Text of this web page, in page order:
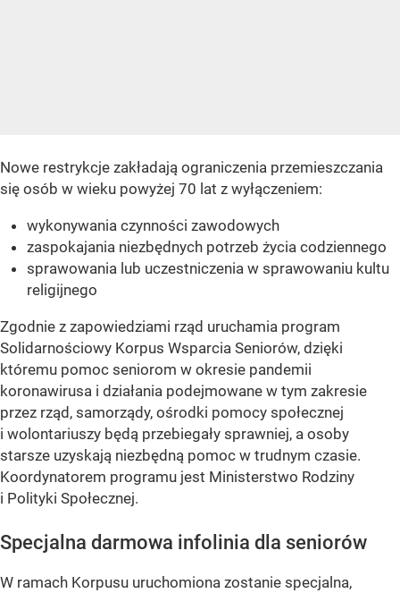
Nowe restrykcje zakładają ograniczenia przemieszczania
się osób w wieku powyżej 70 lat z wyłączeniem:
wykonywania czynności zawodowych
zaspokajania niezbędnych potrzeb życia codziennego
sprawowania lub uczestniczenia w sprawowaniu kultu
religijnego
Zgodnie z zapowiedziami rząd uruchamia program
Solidarnościowy Korpus Wsparcia Seniorów, dzięki
któremu pomoc seniorom w okresie pandemii
koronawirusa i działania podejmowane w tym zakresie
przez rząd, samorządy, ośrodki pomocy społecznej
i wolontariuszy będą przebiegały sprawniej, a osoby
starsze uzyskają niezbędną pomoc w trudnym czasie.
Koordynatorem programu jest Ministerstwo Rodziny
i Polityki Społecznej.
Specjalna darmowa infolinia dla seniorów
W ramach Korpusu uruchomiona zostanie specjalna,